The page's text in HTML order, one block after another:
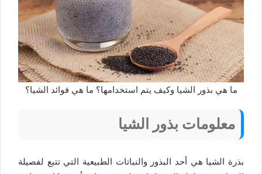
ما هي بذور الشيا وكيف يتم استخدامها؟ ما هي فوائد الشيا؟
معلومات بذور الشيا
بذرة الشيا هي أحد البذور والنباتات الطبيعية التي تتبع لفصيلة